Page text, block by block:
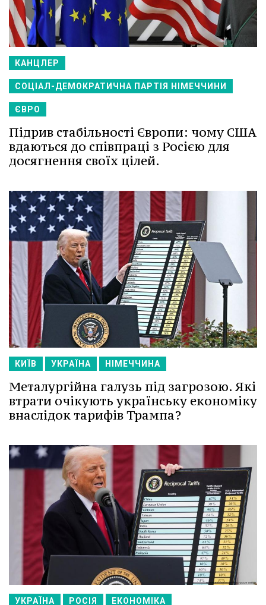
КАНЦЛЕР
СОЦІАЛ-ДЕМОКРАТИЧНА ПАРТІЯ НІМЕЧЧИНИ
ЄВРО
Підрив стабільності Європи: чому США
вдаються до співпраці з Росією для
досягнення своїх цілей.
КИЇВ УКРАЇНА НІМЕЧЧИНА
Металургійна галузь під загрозою. Які
втрати очікують українську економіку
внаслідок тарифів Трампа?
УКРАЇНА РОСІЯ ЕКОНОМІКА